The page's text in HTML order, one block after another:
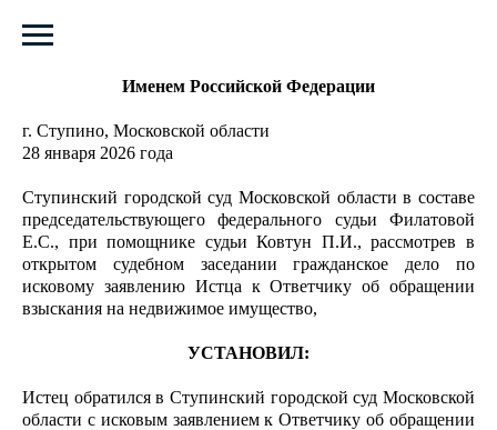
Именем Российской Федерации
г. Ступино, Московской области
28 января 2026 года
Ступинский городской суд Московской области в составе
председательствующего федерального судьи Филатовой
Е.С., при помощнике судьи Ковтун П.И., рассмотрев в
открытом судебном заседании гражданское дело по
исковому заявлению Истца к Ответчику об обращении
взыскания на недвижимое имущество,
УСТАНОВИЛ:
Истец обратился в Ступинский городской суд Московской
области с исковым заявлением к Ответчику об обращении